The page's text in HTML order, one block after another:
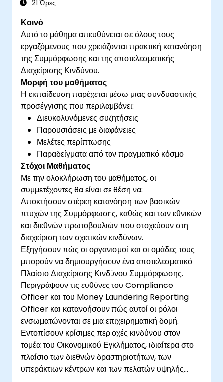
21 Ώρες
Κοινό
Αυτό το μάθημα απευθύνεται σε όλους τους
εργαζόμενους που χρειάζονται πρακτική κατανόηση
της Συμμόρφωσης και της αποτελεσματικής
Διαχείρισης Κινδύνου.
Μορφή του μαθήματος
Η εκπαίδευση παρέχεται μέσω μιας συνδυαστικής
προσέγγισης που περιλαμβάνει:
Διευκολυνόμενες συζητήσεις
Παρουσιάσεις με διαφάνειες
Μελέτες περίπτωσης
Παραδείγματα από τον πραγματικό κόσμο
Στόχοι Μαθήματος
Με την ολοκλήρωση του μαθήματος, οι
συμμετέχοντες θα είναι σε θέση να:
Αποκτήσουν στέρεη κατανόηση των βασικών
πτυχών της Συμμόρφωσης, καθώς και των εθνικών
και διεθνών πρωτοβουλιών που στοχεύουν στη
διαχείριση των σχετικών κινδύνων.
Εξηγήσουν πώς οι οργανισμοί και οι ομάδες τους
μπορούν να δημιουργήσουν ένα αποτελεσματικό
Πλαίσιο Διαχείρισης Κινδύνου Συμμόρφωσης.
Περιγράψουν τις ευθύνες του Compliance
Officer και του Money Laundering Reporting
Officer και κατανοήσουν πώς αυτοί οι ρόλοι
ενσωματώνονται σε μια επιχειρηματική δομή.
Εντοπίσουν κρίσιμες περιοχές κινδύνου στον
τομέα του Οικονομικού Εγκλήματος, ιδιαίτερα στο
πλαίσιο των διεθνών δραστηριοτήτων, των
υπεράκτιων κέντρων και των πελατών υψηλής